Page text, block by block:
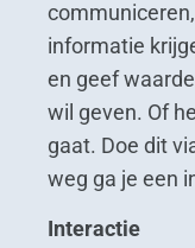
informatie
en geef
wil geven. Of
gaat. Doe dit
weg ga je een
Interactie